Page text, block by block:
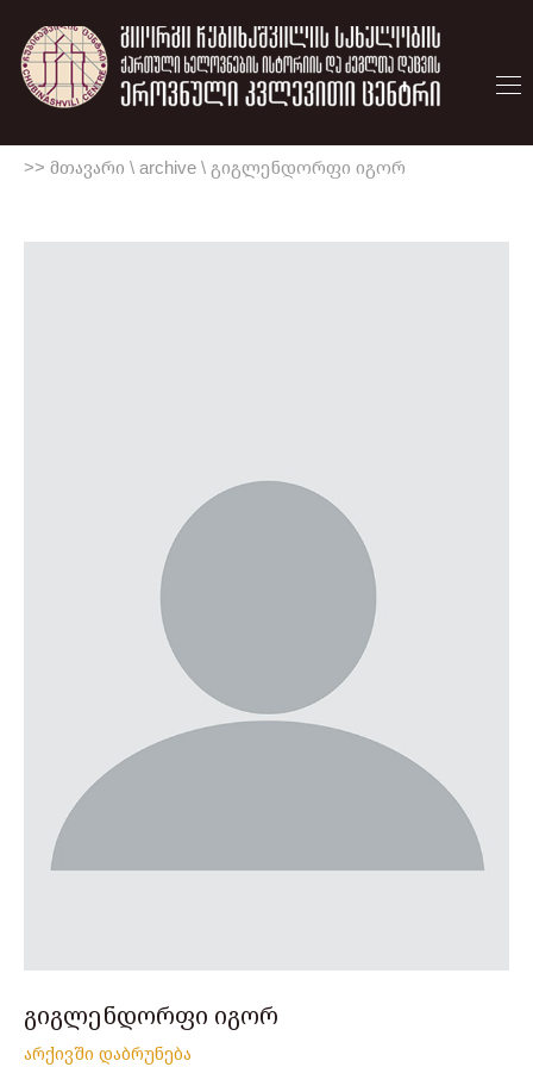
>> მთავარი \ archive \ გიგლენდორფი იგორ
გიგლენდორფი იგორ
არქივში დაბრუნება